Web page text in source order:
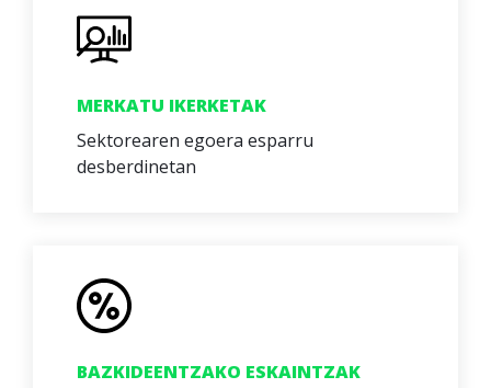
MERKATU IKERKETAK
Sektorearen egoera esparru
desberdinetan
BAZKIDEENTZAKO ESKAINTZAK